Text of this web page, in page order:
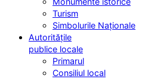
Turism
Simbolurile Naționale
Autoritățile
publice locale
Primarul
Consiliul local